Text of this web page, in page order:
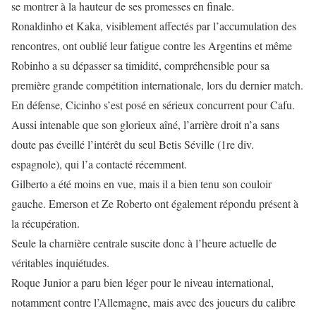
se montrer à la hauteur de ses promesses en finale.
Ronaldinho et Kaka, visiblement affectés par l’accumulation des
rencontres, ont oublié leur fatigue contre les Argentins et même
Robinho a su dépasser sa timidité, compréhensible pour sa
première grande compétition internationale, lors du dernier match.
En défense, Cicinho s’est posé en sérieux concurrent pour Cafu.
Aussi intenable que son glorieux aîné, l’arrière droit n’a sans
doute pas éveillé l’intérêt du seul Betis Séville (1re div.
espagnole), qui l’a contacté récemment.
Gilberto a été moins en vue, mais il a bien tenu son couloir
gauche. Emerson et Ze Roberto ont également répondu présent à
la récupération.
Seule la charnière centrale suscite donc à l’heure actuelle de
véritables inquiétudes.
Roque Junior a paru bien léger pour le niveau international,
notamment contre l’Allemagne, mais avec des joueurs du calibre